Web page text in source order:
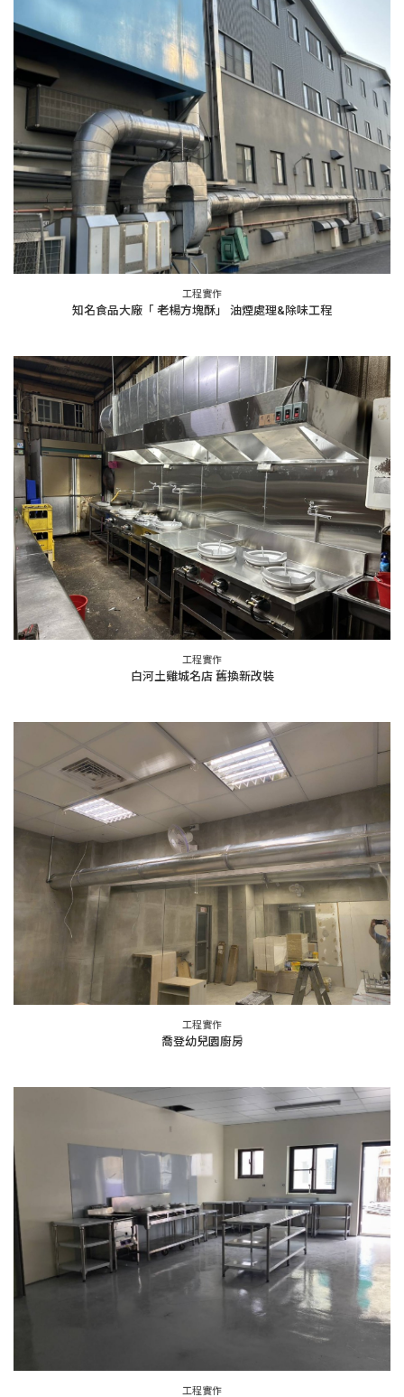
工程實作
知名食品大廠「 老楊方塊酥」 油煙處理&除味工程
工程實作
白河土雞城名店 舊換新改裝
工程實作
喬登幼兒園廚房
工程實作